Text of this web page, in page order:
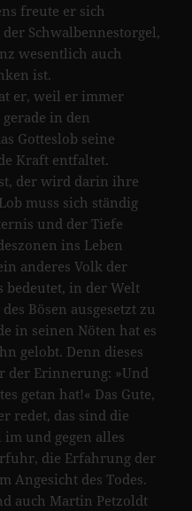
freute er sich
Schwalbennestorgel,
wesentlich auch
ist.
er, weil er immer
in den
Gotteslob seine
Kraft entfaltet.
der wird darin ihre
muss sich ständig
und der Tiefe
ins Leben
anderes Volk der
bedeutet, in der Welt
Bösen ausgesetzt zu
in seinen Nöten hat es
gelobt. Denn dieses
der Erinnerung: »Und
getan hat!« Das Gute,
redet, das sind die
und gegen alles
die Erfahrung der
Angesicht des Todes.
auch Martin Petzoldt